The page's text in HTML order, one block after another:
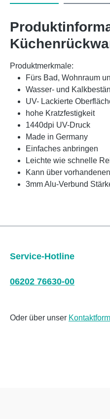
Produktmerkmale:
Fürs Bad, Wohnraum
Wasser- und
UV- Lackierte
hohe Kratzfestigkeit
1440dpi UV-Druck
Made in Germany
Einfaches anbringen
Leichte wie schnelle
Kann über
3mm Alu-Verbund
Service-Hotline
06202 76630-00
Oder über unser